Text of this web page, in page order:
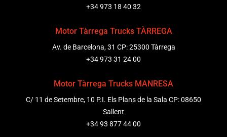
+34 973 18 40 32
Motor Tàrrega Trucks TÀRREGA
Av. de Barcelona, 31 CP: 25300 Tàrrega
+34 973 31 24 00
Motor Tàrrega Trucks MANRESA
C/ 11 de Setembre, 10 P.I. Els Plans de la Sala CP: 08650
Sallent
+34 93 877 44 00